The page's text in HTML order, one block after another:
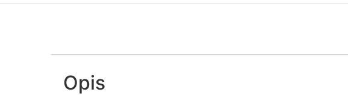
Opis